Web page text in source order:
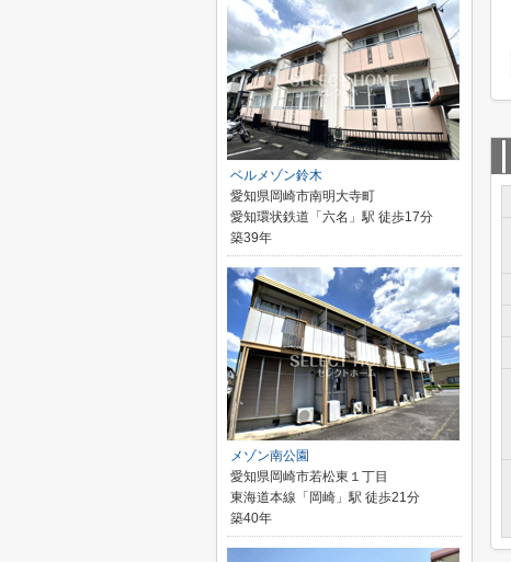
ベルメゾン鈴木
愛知県岡崎市南明大寺町
愛知環状鉄道「六名」駅 徒歩17分
築39年
メゾン南公園
愛知県岡崎市若松東１丁目
東海道本線「岡崎」駅 徒歩21分
築40年